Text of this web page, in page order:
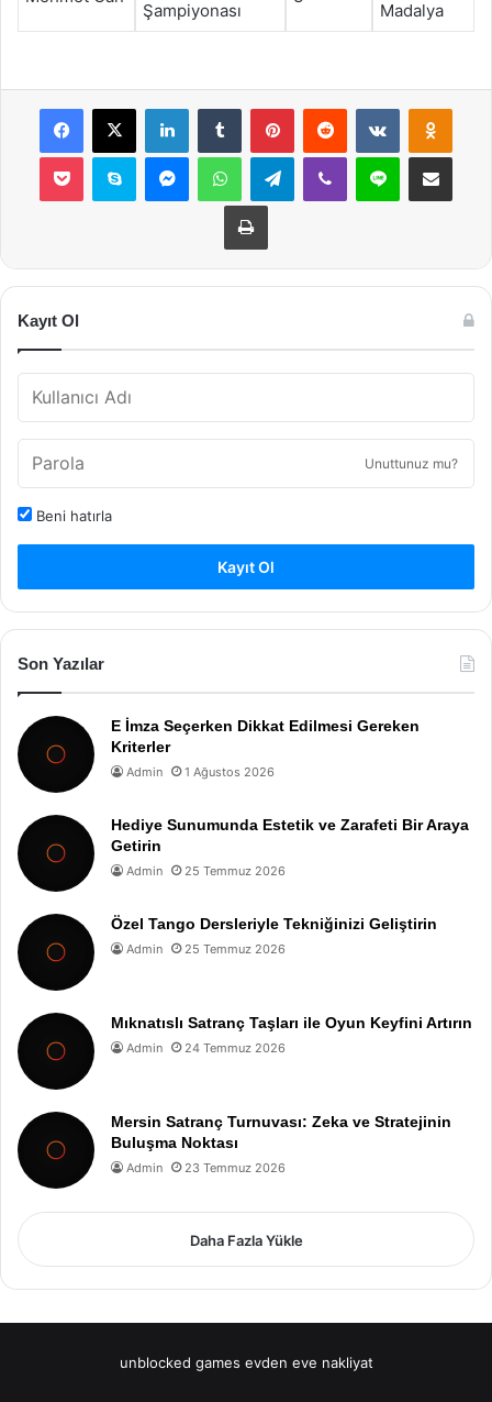
Şampiyonası
Madalya
Facebook
X LinkedInTumblr PinterestReddit VKontakte
Pocket Skype MessengerWhatsAppTelegramViber Line E-Posta ile
Yazdır
Kayıt Ol
Unuttunuz mu?
Beni hatırla
Kayıt Ol
Son Yazılar
E İmza Seçerken Dikkat Edilmesi Gereken
Kriterler
Admin 1 Ağustos 2026
Hediye Sunumunda Estetik ve Zarafeti Bir Araya
Getirin
Admin 25 Temmuz 2026
Özel Tango Dersleriyle Tekniğinizi Geliştirin
Admin 25 Temmuz 2026
Mıknatıslı Satranç Taşları ile Oyun Keyfini Artırın
Admin 24 Temmuz 2026
Mersin Satranç Turnuvası: Zeka ve Stratejinin
Buluşma Noktası
Admin 23 Temmuz 2026
Daha Fazla Yükle
unblocked games evden eve nakliyat